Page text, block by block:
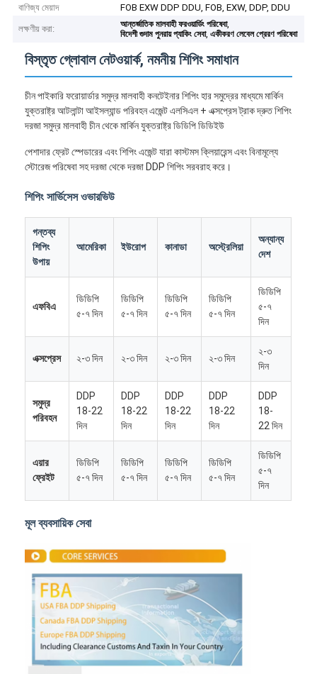
বাণিজ্য মেয়াদ
FOB EXW DDP DDU, FOB, EXW, DDP, DDU
লক্ষণীয় করা:
আন্তর্জাতিক মালবাহী ফরওয়ার্ডিং পরিষেবা,
বিদেশী গুদাম পুনরায় প্যাকিং সেবা,একীকরণ লেবেল প্রেরণ পরিষেবা
বিস্তৃত গ্লোবাল নেটওয়ার্ক, নমনীয় শিপিং সমাধান
চীন পাইকারি ফরোয়ার্ডার সমুদ্র মালবাহী কনটেইনার শিপিং হার সমুদ্রের মাধ্যমে মার্কিন
যুক্তরাষ্ট্র আটলান্টা আইসল্যান্ড পরিবহন এজেন্ট এলসিএল + এক্সপ্রেস ট্রাক দ্রুত শিপিং
দরজা সমুদ্র মালবাহী চীন থেকে মার্কিন যুক্তরাষ্ট্র ডিডিপি ডিডিইউ
পেশাদার ফ্রেট স্পেডারের এবং শিপিং এজেন্ট যারা কাস্টমস ক্লিয়ারেন্স এবং বিনামূল্যে
স্টোরেজ পরিষেবা সহ দরজা থেকে দরজা DDP শিপিং সরবরাহ করে।
শিপিং সার্ভিসেস ওভারভিউ
গন্তব্য
শিপিং
উপায়
আমেরিকা ইউরোপ কানাডা অস্ট্রেলিয়া
অন্যান্য
দেশ
এফবিএ
ডিডিপি
৫-৭ দিন
ডিডিপি
৫-৭ দিন
ডিডিপি
৫-৭ দিন
ডিডিপি
৫-৭ দিন
ডিডিপি
৫-৭
দিন
এক্সপ্রেস ২-৩ দিন ২-৩ দিন ২-৩ দিন ২-৩ দিন
২-৩
দিন
সমুদ্র
পরিবহন
DDP
18-22
দিন
DDP
18-22
দিন
DDP
18-22
দিন
DDP
18-22
দিন
DDP
18-
22 দিন
এয়ার
ফ্রেইট
ডিডিপি
৫-৭ দিন
ডিডিপি
৫-৭ দিন
ডিডিপি
৫-৭ দিন
ডিডিপি
৫-৭ দিন
ডিডিপি
৫-৭
দিন
মূল ব্যবসায়িক সেবা